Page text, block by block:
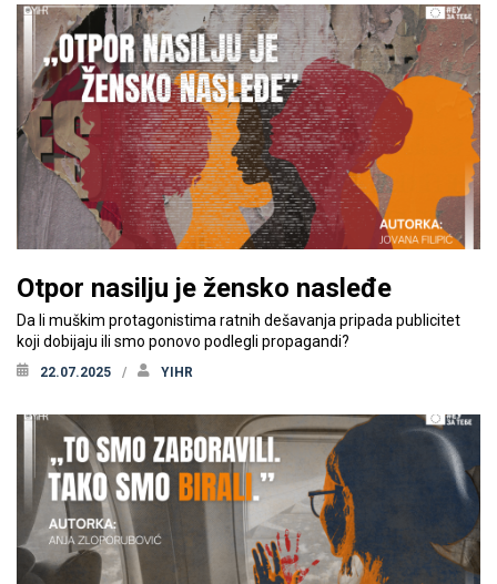
Otpor nasilju je žensko nasleđe
Da li muškim protagonistima ratnih dešavanja pripada publicitet
koji dobijaju ili smo ponovo podlegli propagandi?
22.07.2025 YIHR